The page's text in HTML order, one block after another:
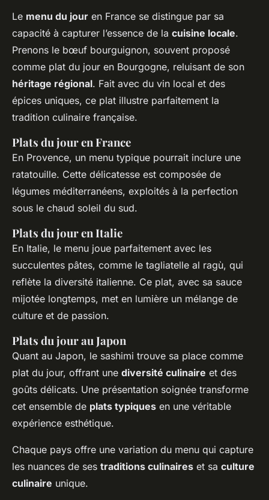
Le menu du jour en France se distingue par sa
capacité à capturer l’essence de la cuisine locale.
Prenons le bœuf bourguignon, souvent proposé
comme plat du jour en Bourgogne, reluisant de son
héritage régional. Fait avec du vin local et des
épices uniques, ce plat illustre parfaitement la
tradition culinaire française.
Plats du jour en France
En Provence, un menu typique pourrait inclure une
ratatouille. Cette délicatesse est composée de
légumes méditerranéens, exploités à la perfection
sous le chaud soleil du sud.
Plats du jour en Italie
En Italie, le menu joue parfaitement avec les
succulentes pâtes, comme le tagliatelle al ragù, qui
reflète la diversité italienne. Ce plat, avec sa sauce
mijotée longtemps, met en lumière un mélange de
culture et de passion.
Plats du jour au Japon
Quant au Japon, le sashimi trouve sa place comme
plat du jour, offrant une diversité culinaire et des
goûts délicats. Une présentation soignée transforme
cet ensemble de plats typiques en une véritable
expérience esthétique.
Chaque pays offre une variation du menu qui capture
les nuances de ses traditions culinaires et sa culture
culinaire unique.